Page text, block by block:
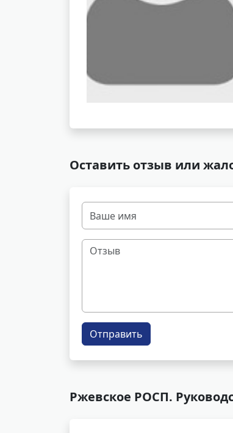
Оставить отзыв или
Отправить
Ржевское РОСП.